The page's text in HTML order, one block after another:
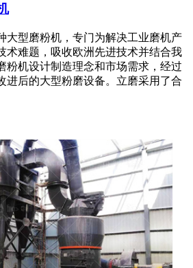
大型磨粉机，专门为解决工业磨机产
术难题，吸收欧洲先进技术并结合我
粉机设计制造理念和市场需求，经过
进后的大型粉磨设备。立磨采用了合